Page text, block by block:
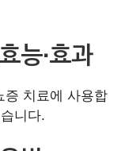
능∙효과
증 치료에 사용합
니다.